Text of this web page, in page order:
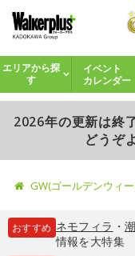
エリアから探
す
イベント
カレンダー
2026年の更新は終
どうぞ
GW(ゴールデンウィ
おすすめ ネモフィラ ・
情報を大特集